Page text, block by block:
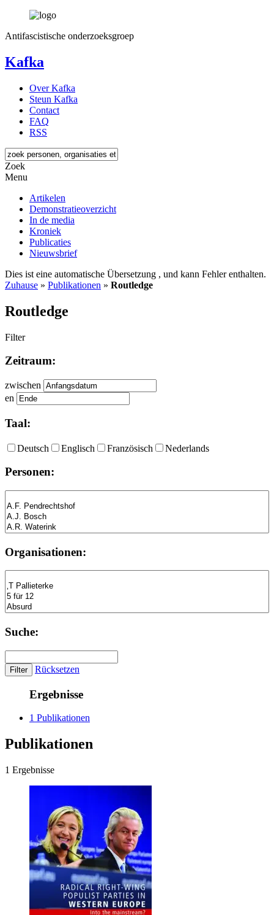
Antifascistische onderzoeksgroep
Kafka
Over Kafka
Steun Kafka
Contact
FAQ
RSS
Zoek
Menu
Artikelen
Demonstratieoverzicht
In de media
Kroniek
Publicaties
Nieuwsbrief
Dies ist eine automatische Übersetzung , und kann Fehler enthalten.
Zuhause » Publikationen » Routledge
Routledge
Filter
Zeitraum:
zwischen
en
Taal:
Deutsch Englisch Französisch Nederlands
Personen:
Organisationen:
Suche:
Rücksetzen
Ergebnisse
1 Publikationen
Publikationen
1 Ergebnisse